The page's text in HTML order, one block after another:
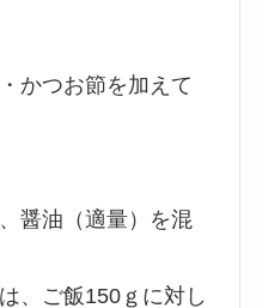
かつお節を加えて
醤油（適量）を混
、ご飯150ｇに対し